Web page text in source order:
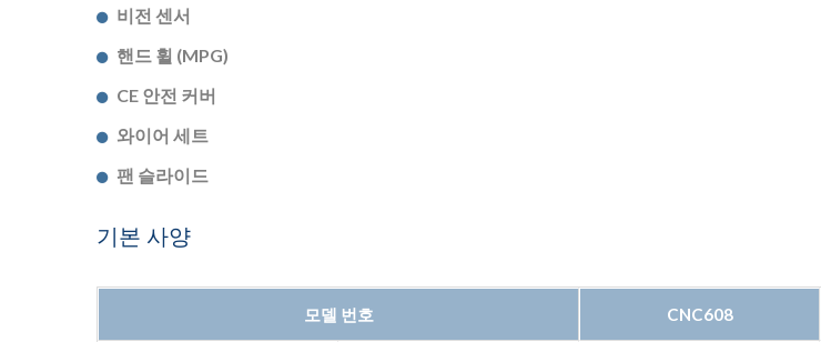
비전 센서
핸드 휠 (MPG)
CE 안전 커버
와이어 세트
팬 슬라이드
기본 사양
모델 번호 CNC608